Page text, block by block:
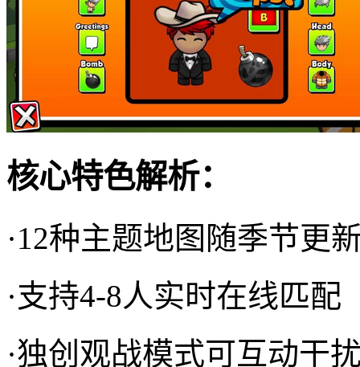
核心特色解析：
·12种主题地图随季节更
·支持4-8人实时在线匹配
·独创观战模式可互动干